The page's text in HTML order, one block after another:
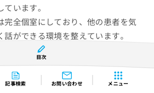
記事検索 お問い合わせ メニュー
います。
完全個室にしており、他の患者を気
ができる環境を整えています。
歯科の紹介ページはこちら
目次